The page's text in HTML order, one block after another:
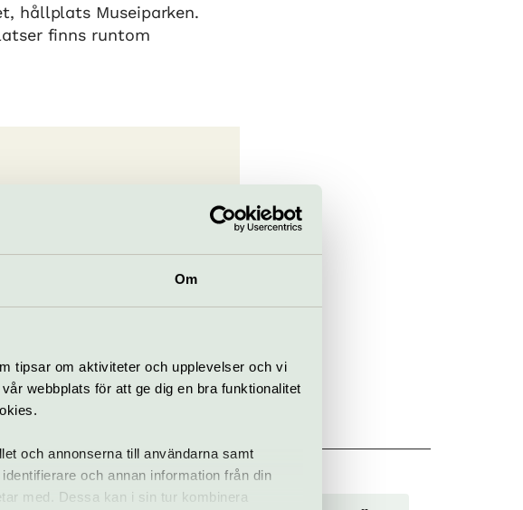
Om
tipsar om aktiviteter och upplevelser och vi
webbplats för att ge dig en bra funktionalitet
och annonserna till användarna samt
och annan information från din
med. Dessa kan i sin tur kombinera
hållplats Museiparken.
finns runtom
museet